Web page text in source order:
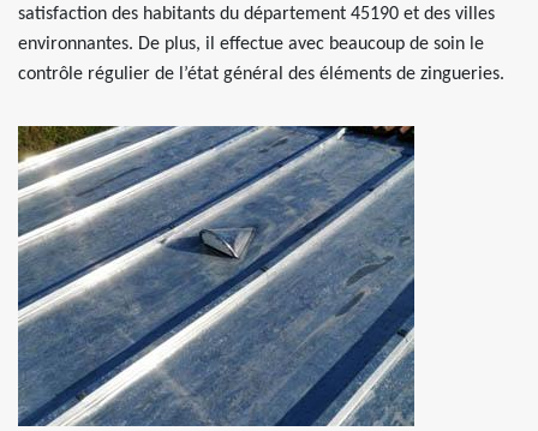
satisfaction des habitants du département 45190 et des villes
environnantes. De plus, il effectue avec beaucoup de soin le
contrôle régulier de l’état général des éléments de zingueries.